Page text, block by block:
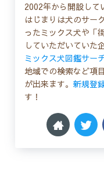
2002年から開設して
はじまりは犬のサー
ったミックス犬や「
していただいていた
ミックス犬図鑑サー
地域での検索など項
が出来ます。 新規登
す！